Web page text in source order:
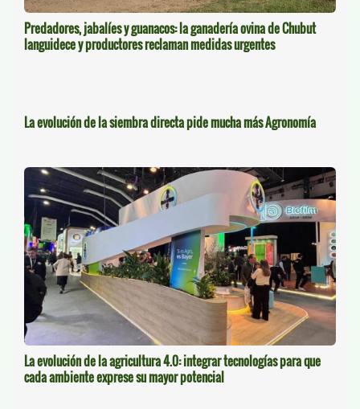
Predadores, jabalíes y guanacos: la ganadería ovina de Chubut
languidece y productores reclaman medidas urgentes
La evolución de la siembra directa pide mucha más Agronomía
La evolución de la agricultura 4.0: integrar tecnologías para que
cada ambiente exprese su mayor potencial